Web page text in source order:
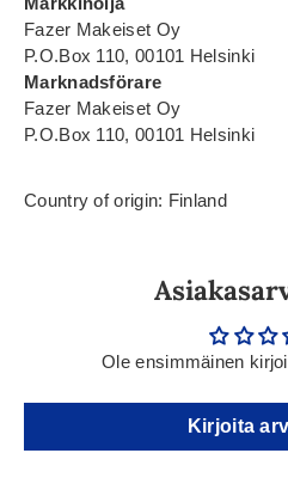
Fazer Makeiset Oy
P.O.Box 110, 00101 Helsinki
Marknadsförare
Fazer Makeiset Oy
P.O.Box 110, 00101 Helsinki
Country of origin: Finland
Ole ensimmäinen
Kirjoita